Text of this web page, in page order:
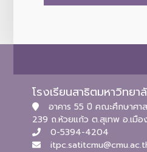
อาคาร 55 ปี คณะศึกษาศา
239 ถ.ห้วยแก้ว ต.สุเทพ อ.เมื
0-5394-4204